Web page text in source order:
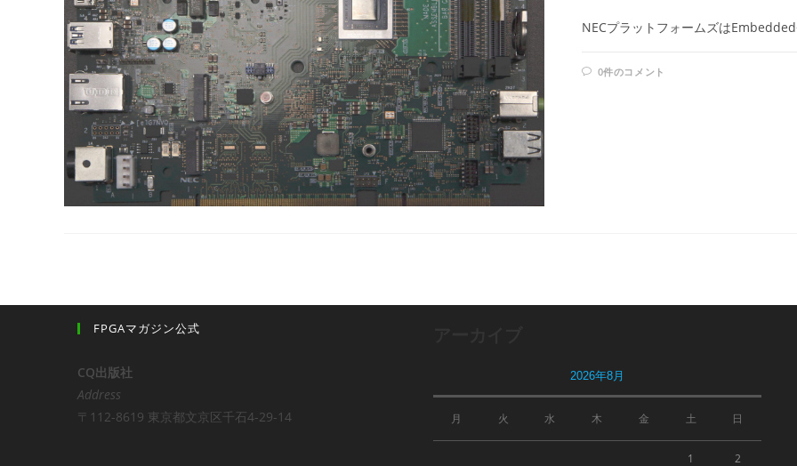
NECプラットフォームズは
0件のコメント
FPGAマガジン公式
CQ出版社
Address
〒112-8619 東京都文京区千石4-29-14
2026年8月
月 火 水 木 金 土 日
1 2